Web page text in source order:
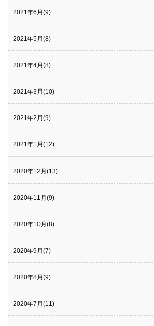
2021年6月(9)
2021年5月(8)
2021年4月(8)
2021年3月(10)
2021年2月(9)
2021年1月(12)
2020年12月(13)
2020年11月(9)
2020年10月(8)
2020年9月(7)
2020年8月(9)
2020年7月(11)